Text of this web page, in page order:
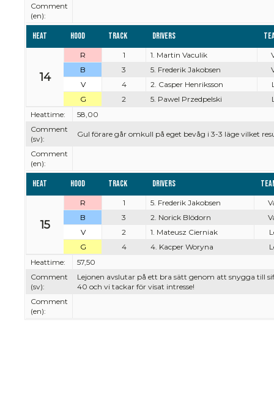
Comment
(en):
Heat Hood Track Drivers
14
R 1 1. Martin Vaculik
B
3 5. Frederik Jakobsen
V
4 2. Casper Henriksson
G
2 5. Pawel Przedpelski
Heattime:
58,00
Comment
(sv):
Gul förare går omkull på eget bevåg i 3-3 läge vilket
Comment
(en):
Heat Hood Track Drivers
15
R 1 5. Frederik Jakobsen
B
3 2. Norick Blödorn
V
2 1. Mateusz Cierniak
G
4 4. Kacper Woryna
Heattime:
57,50
Comment
(sv):
Lejonen avslutar på ett bra sätt genom att snygga till
40 och vi tackar för visat intresse!
Comment
(en):